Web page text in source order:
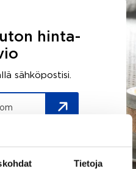
Tietoja
hinta-
sähköpostisi.